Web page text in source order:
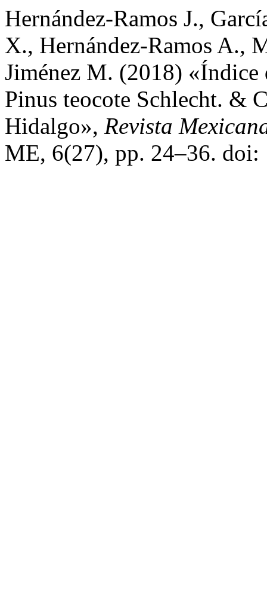
Hernández-Ramos J.,
X., Hernández-Ramos A.,
Jiménez M. (2018) «Índice
Pinus teocote Schlecht. &
Hidalgo», Revista
ME, 6(27), pp. 24–36.